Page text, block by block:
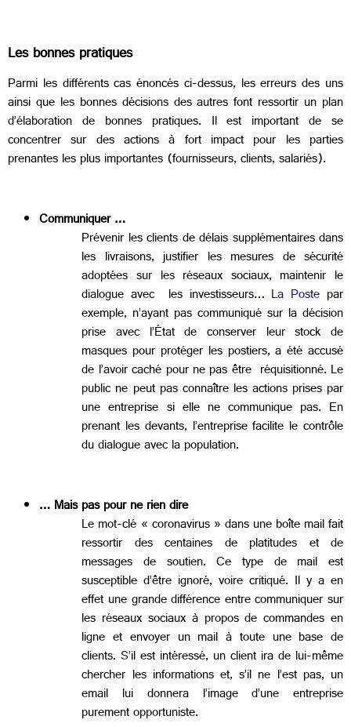
Les bonnes pratiques
Parmi les différents cas énoncés ci-dessus, les erreurs des uns
ainsi que les bonnes décisions des autres font ressortir un plan
d’élaboration de bonnes pratiques. Il est important de se
concentrer sur des actions à fort impact pour les parties
prenantes les plus importantes (fournisseurs, clients, salariés).
Communiquer …
Prévenir les clients de délais supplémentaires dans
les livraisons, justifier les mesures de sécurité
adoptées sur les réseaux sociaux, maintenir le
dialogue avec les investisseurs… La Poste par
exemple, n’ayant pas communiqué sur la décision
prise avec l’État de conserver leur stock de
masques pour protéger les postiers, a été accusé
de l’avoir caché pour ne pas être réquisitionné. Le
public ne peut pas connaître les actions prises par
une entreprise si elle ne communique pas. En
prenant les devants, l’entreprise facilite le contrôle
du dialogue avec la population.
… Mais pas pour ne rien dire
Le mot-clé « coronavirus » dans une boîte mail fait
ressortir des centaines de platitudes et de
messages de soutien. Ce type de mail est
susceptible d’être ignoré, voire critiqué. Il y a en
effet une grande différence entre communiquer sur
les réseaux sociaux à propos de commandes en
ligne et envoyer un mail à toute une base de
clients. S’il est intéressé, un client ira de lui-même
chercher les informations et, s’il ne l’est pas, un
email lui donnera l’image d’une entreprise
purement opportuniste.